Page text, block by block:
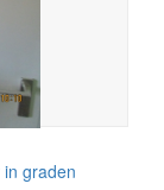
graden